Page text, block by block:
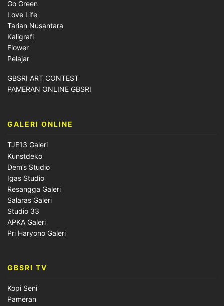
Go Green
Love Life
Tarian Nusantara
Kaligrafi
Flower
Pelajar
GBSRI ART CONTEST
PAMERAN ONLINE GBSRI
GALERI ONLINE
TJE13 Galeri
Kunstdeko
Dem’s Studio
Igas Studio
Resangga Galeri
Salaras Galeri
Studio 33
APKA Galeri
Pri Haryono Galeri
GBSRI TV
Kopi Seni
Pameran